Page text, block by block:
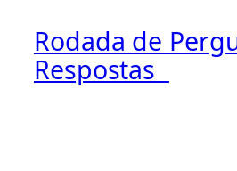
Rodada de
Respostas